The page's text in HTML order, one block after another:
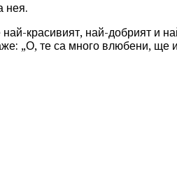
нея.
красивият, най-добрият и
„О, те са много влюбени,